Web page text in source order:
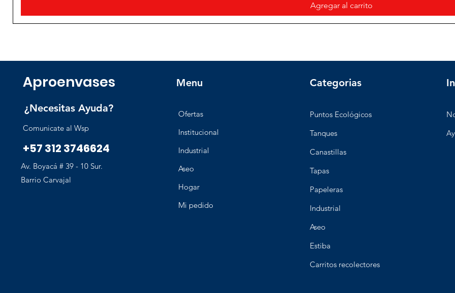
Agregar al carrito
Aproenvases
¿Necesitas Ayuda?
Comunicate al Wsp
+57 312 3746624
Av. Boyacá # 39 - 10 Sur.
Barrio Carvajal
Menu
Ofertas
Institucional
Industrial
Aseo
Hogar
Mi pedido
Categorias
Puntos Ecológicos
Tanques
Canastillas
Tapas
Papeleras
Industrial
Aseo
Estiba
Carritos recolectores